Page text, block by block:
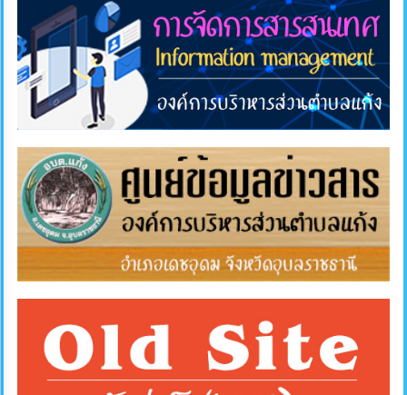
การ
ให้
บริการ
ใช้
จ่าย
งบ
ประมาณ
ประจำ
ปี
การ
บริหาร
และ